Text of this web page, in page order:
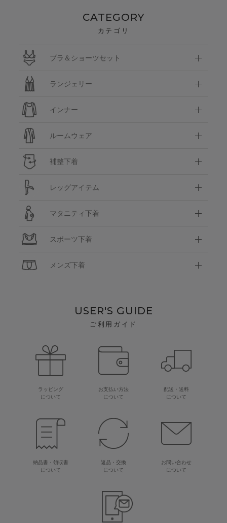
CATEGORY
カテゴリ
ブラ＆ショーツセット
ランジェリー
インナー
ルームウェア
補整下着
レッグアイテム
マタニティ下着
スポーツ下着
メンズ下着
USER'S GUIDE
ご利用ガイド
ラッピング
について
お支払い方法
について
配送・送料
について
納品書・領収書
について
返品・交換
について
お問い合わせ
について